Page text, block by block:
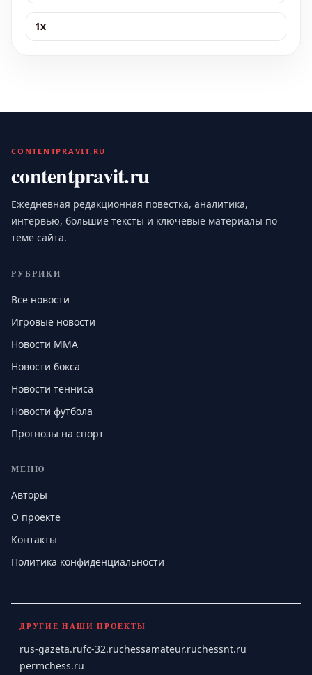
1x
CONTENTPRAVIT.RU
contentpravit.ru
Ежедневная редакционная повестка, аналитика,
интервью, большие тексты и ключевые материалы по
теме сайта.
РУБРИКИ
Все новости
Игровые новости
Новости MMA
Новости бокса
Новости тенниса
Новости футбола
Прогнозы на спорт
МЕНЮ
Авторы
О проекте
Контакты
Политика конфиденциальности
ДРУГИЕ НАШИ ПРОЕКТЫ
rus-gazeta.rufc-32.ruchessamateur.ruchessnt.ru
permchess.ru